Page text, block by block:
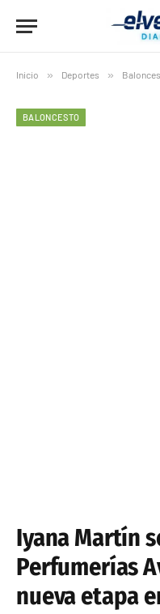
Inicio » Deportes »
BALONCESTO
Iyana Martín
Perfumerías
nueva etapa